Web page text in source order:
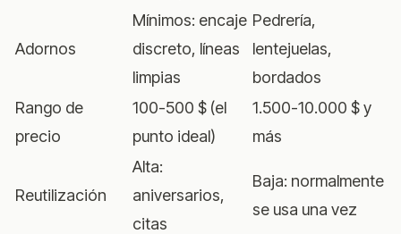
Adornos
Mínimos: encaje
discreto, líneas
limpias
Pedrería,
lentejuelas,
bordados
Rango de
precio
100-500 $ (el
punto ideal)
1.500-10.000 $ y
más
Reutilización
Alta:
aniversarios,
citas
Baja: normalmente
se usa una vez